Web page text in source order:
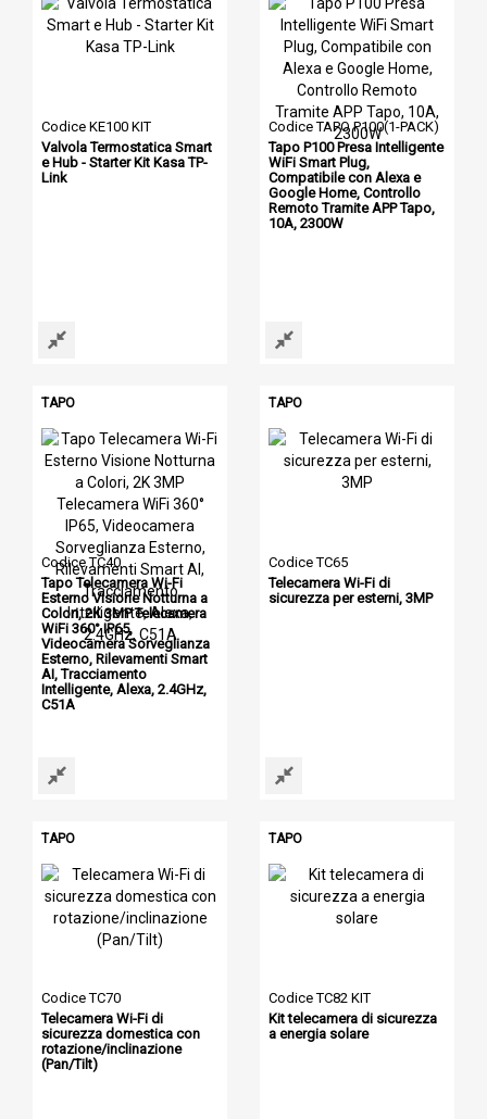
Codice KE100 KIT
Valvola Termostatica Smart
e Hub - Starter Kit Kasa TP-
Link
Codice TAPO P100(1-PACK)
Tapo P100 Presa Intelligente
WiFi Smart Plug,
Compatibile con Alexa e
Google Home, Controllo
Remoto Tramite APP Tapo,
10A, 2300W
TAPO
Codice TC40
Tapo Telecamera Wi-Fi
Esterno Visione Notturna a
Colori, 2K 3MP Telecamera
WiFi 360° IP65,
Videocamera Sorveglianza
Esterno, Rilevamenti Smart
AI, Tracciamento
Intelligente, Alexa, 2.4GHz,
C51A
TAPO
Codice TC65
Telecamera Wi-Fi di
sicurezza per esterni, 3MP
TAPO
Codice TC70
Telecamera Wi-Fi di
sicurezza domestica con
rotazione/inclinazione
(Pan/Tilt)
TAPO
Codice TC82 KIT
Kit telecamera di sicurezza
a energia solare